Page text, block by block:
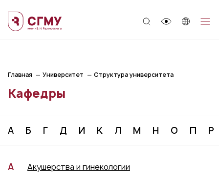
Главная Университет Структура университета
Кафедры
А Б Г Д И К Л М Н О П Р
А
Акушерства и гинекологии